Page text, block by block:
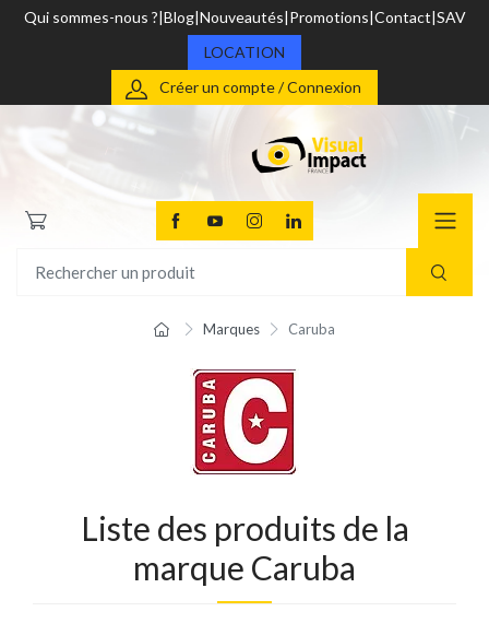
Qui sommes-nous ? Blog Nouveautés Promotions Contact SAV
LOCATION
Créer un compte / Connexion
Marques Caruba
Liste des produits de la
marque Caruba